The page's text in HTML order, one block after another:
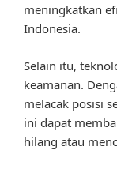
meningkatkan
Indonesia.
Selain itu,
keamanan.
melacak posisi
ini dapat
hilang atau